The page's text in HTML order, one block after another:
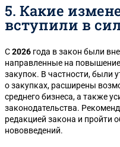
5. Какие
вступили в
С2026 года в закон были
направленные на
закупок. В частности, были
о закупках, расширены
среднего бизнеса, а также
законодательства.
редакцией закона и пройти
нововведений.